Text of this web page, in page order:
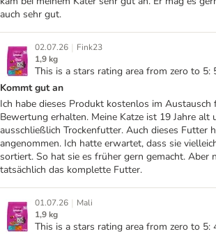
auch sehr gut.
02.07.26 | Fink23
1,9 kg
This is a stars rating area from zero to 5:
Kommt gut an
Ich habe dieses Produkt kostenlos im Austausch
Bewertung erhalten. Meine Katze ist 19 Jahre
ausschließlich Trockenfutter. Auch dieses Futter
angenommen. Ich hatte erwartet, dass sie
sortiert. So hat sie es früher gern gemacht. Aber
tatsächlich das komplette Futter.
01.07.26 | Mali
1,9 kg
This is a stars rating area from zero to 5: